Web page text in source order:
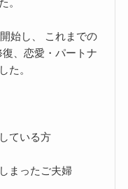
始し、 これまでの
、恋愛・パートナ
た。
ている方
まったご夫婦